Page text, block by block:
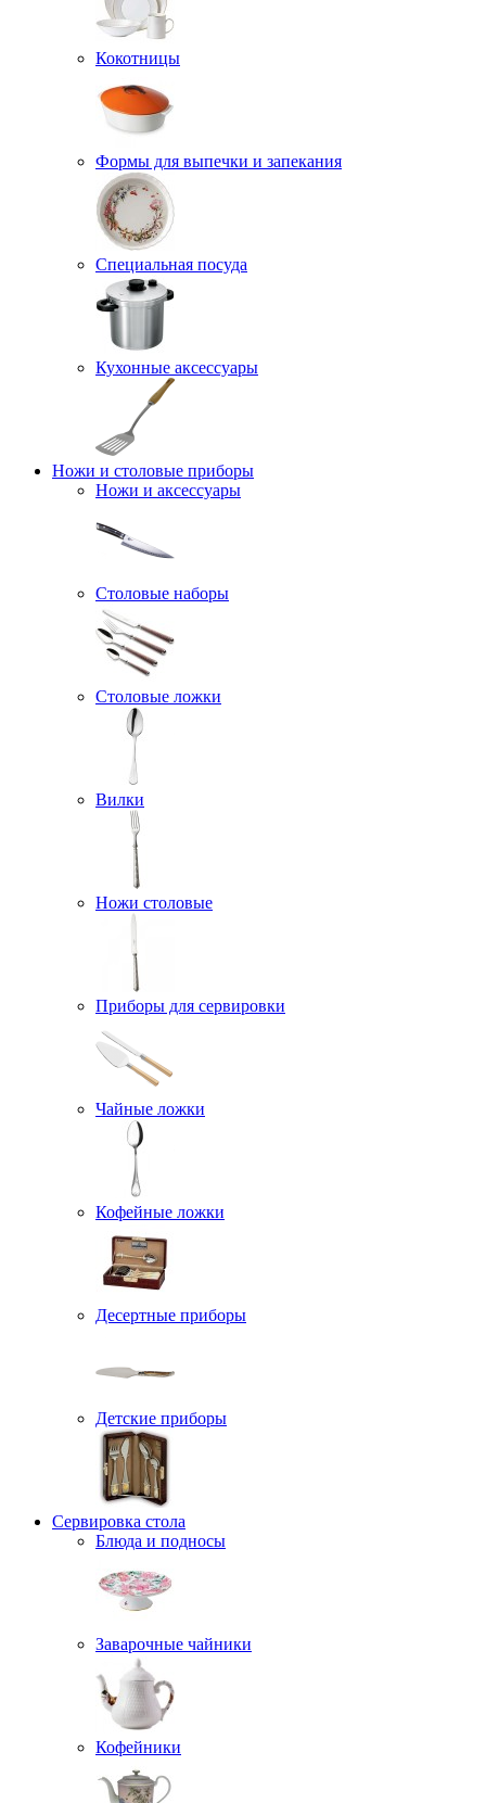
Кокотницы
Формы для выпечки и запекания
Специальная посуда
Кухонные аксессуары
Ножи и столовые приборы
Ножи и аксессуары
Столовые наборы
Столовые ложки
Вилки
Ножи столовые
Приборы для сервировки
Чайные ложки
Кофейные ложки
Десертные приборы
Детские приборы
Сервировка стола
Блюда и подносы
Заварочные чайники
Кофейники